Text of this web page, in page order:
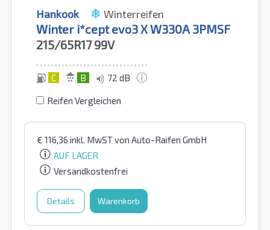
Hankook Winterreifen
Winter i*cept evo3 X W330A 3PMSF
215/65R17 99V
C B 72 dB
Reifen Vergleichen
€ 116,36 inkl. MwSTvon Auto-Raifen GmbH
AUF LAGER
Versandkostenfrei
Details Warenkorb